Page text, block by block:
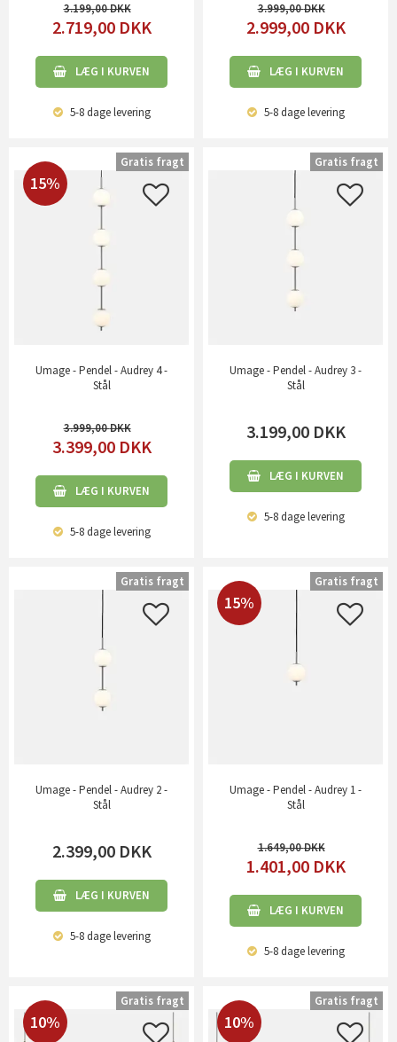
3.199,00
2.719,00 DKK
LÆG I KURVEN
5-8 dagelevering
3.999,00
2.999,00 DKK
LÆG I KURVEN
5-8 dagelevering
15%
Umage - Pendel - Audrey 4 -
Stål
3.999,00
3.399,00 DKK
LÆG I KURVEN
5-8 dagelevering
Gratis fragt
Umage - Pendel - Audrey 3 -
Stål
3.199,00 DKK
LÆG I KURVEN
5-8 dagelevering
Gratis fragt
Umage - Pendel - Audrey 2 -
Stål
2.399,00 DKK
LÆG I KURVEN
5-8 dagelevering
Gratis fragt
15%
Umage - Pendel - Audrey 1 -
Stål
1.649,00
1.401,00 DKK
LÆG I KURVEN
5-8 dagelevering
Gratis fragt
10%
Gratis fragt
10%
Gratis fragt